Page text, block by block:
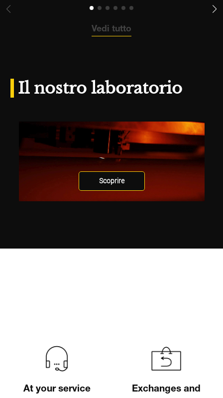
Vedi tutto
Il nostro laboratorio
Scoprire
At your service
Exchanges and